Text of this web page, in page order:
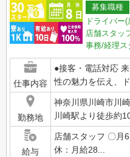
募集職種
ドライバー
店舗スタッ
事務/経理ス
仕事内容
●接客・電話対応
性の魅力を伝え、ド
勤務地
神奈川県川崎市川
川崎駅より徒歩約
給与
店舗スタッフ 〇月
休：月給28...